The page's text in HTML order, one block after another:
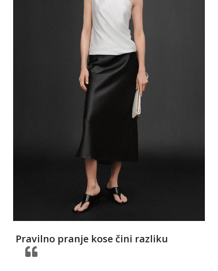
Pravilno pranje kose čini razliku